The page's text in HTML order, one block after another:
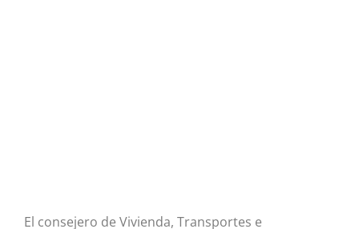
El consejero de Vivienda, Transportes e